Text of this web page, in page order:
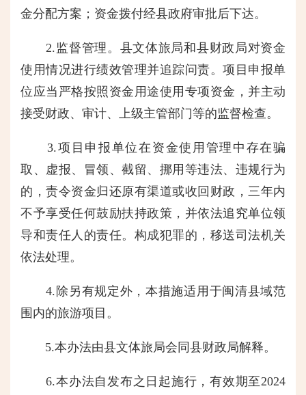
金分配方案；资金拨付经县政府审批后下达。
2.监督管理。县文体旅局和县财政局对资金
使用情况进行绩效管理并追踪问责。项目申报单
位应当严格按照资金用途使用专项资金，并主动
接受财政、审计、上级主管部门等的监督检查。
3.项目申报单位在资金使用管理中存在骗
取、虚报、冒领、截留、挪用等违法、违规行为
的，责令资金归还原有渠道或收回财政，三年内
不予享受任何鼓励扶持政策，并依法追究单位领
导和责任人的责任。构成犯罪的，移送司法机关
依法处理。
4.除另有规定外，本措施适用于闽清县域范
围内的旅游项目。
5.本办法由县文体旅局会同县财政局解释。
6.本办法自发布之日起施行，有效期至2024